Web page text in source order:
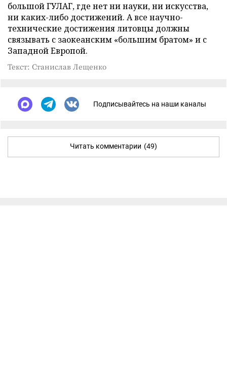
большой ГУЛАГ, где нет ни науки, ни искусства,
ни каких-либо достижений. А все научно-
технические достижения литовцы должны
связывать с заокеанским «большим братом» и с
Западной Европой.
Текст: Станислав Лещенко
Подписывайтесь на наши каналы
Читать комментарии (49)